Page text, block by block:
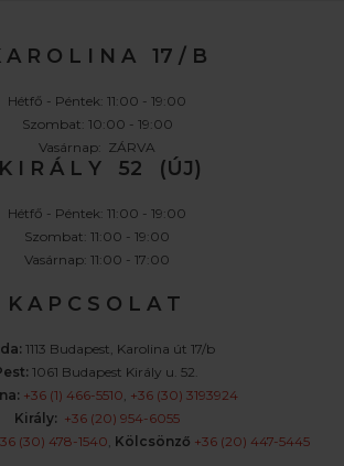
A R O L I N A 17 / B
Hétfő - Péntek: 11:00 - 19:00
Szombat: 10:00 - 19:00
Vasárnap: ZÁRVA
K I R Á L Y 52 (ÚJ)
Hétfő - Péntek: 11:00 - 19:00
Szombat: 11:00 - 19:00
Vasárnap: 11:00 - 17:00
K A P C S O L A T
1113 Budapest, Karolina út 17/b
1061 Budapest Király u. 52.
+36 (1) 466-5510, +36 (30) 3193924
Király: +36 (20) 954-6055
(30) 478-1540, Kölcsönző +36 (20) 447-5445